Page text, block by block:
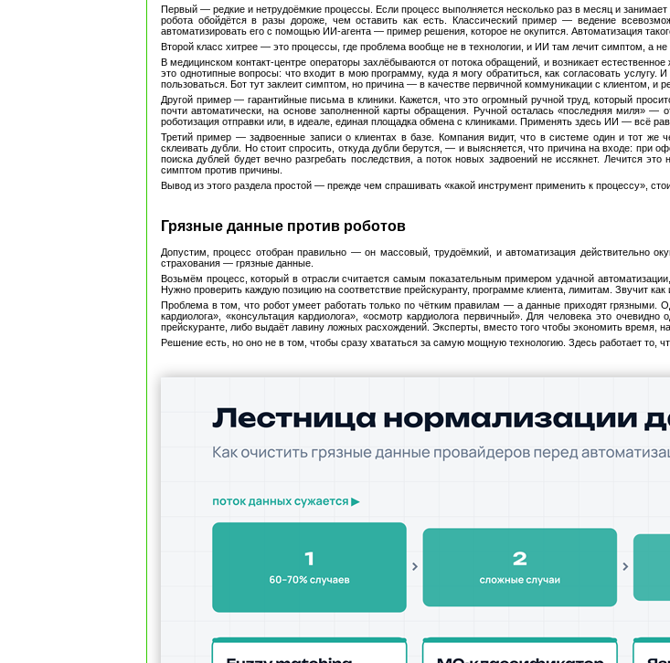
Первый — редкие и нетрудоёмкие процессы. Если процесс выполняется несколько раз в месяц и занимает
робота обойдётся в разы дороже, чем оставить как есть. Классический пример — ведение
автоматизировать его с помощью ИИ-агента — пример решения, которое не окупится. Автоматизация
Второй класс хитрее — это процессы, где проблема вообще не в технологии, и ИИ там лечит симптом, а
В медицинском контакт-центре операторы захлёбываются от потока обращений, и возникает
это однотипные вопросы: что входит в мою программу, куда я могу обратиться, как согласовать
пользоваться. Бот тут заклеит симптом, но причина — в качестве первичной коммуникации с клиентом,
Другой пример — гарантийные письма в клиники. Кажется, что это огромный ручной труд, который
почти автоматически, на основе заполненной карты обращения. Ручной осталась «последняя миля» —
роботизация отправки или, в идеале, единая площадка обмена с клиниками. Применять здесь ИИ — всё
Третий пример — задвоенные записи о клиентах в базе. Компания видит, что в системе один и тот же
склеивать дубли. Но стоит спросить, откуда дубли берутся, — и выясняется, что причина на входе: при
поиска дублей будет вечно разгребать последствия, а поток новых задвоений не иссякнет.
симптом против причины.
Вывод из этого раздела простой — прежде чем спрашивать «какой инструмент применить к процессу»,
Грязные данные против роботов
Допустим, процесс отобран правильно — он массовый, трудоёмкий, и автоматизация действительно
страхования — грязные данные.
Возьмём процесс, который в отрасли считается самым показательным примером удачной
Нужно проверить каждую позицию на соответствие прейскуранту, программе клиента, лимитам. Звучит
Проблема в том, что робот умеет работать только по чётким правилам — а данные приходят грязными.
кардиолога», «консультация кардиолога», «осмотр кардиолога первичный». Для человека это
прейскуранте, либо выдаёт лавину ложных расхождений. Эксперты, вместо того чтобы экономить время,
Решение есть, но оно не в том, чтобы сразу хвататься за самую мощную технологию. Здесь работает то,